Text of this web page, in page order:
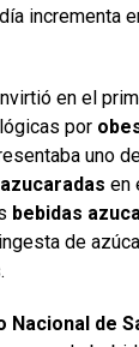
incrementa
en el
por
uno
en
bebidas
de
Nacional de